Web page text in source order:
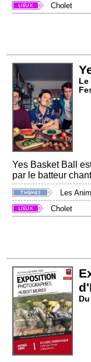
Cholet
Yes Basket Ball
par le batteur
Les
Cholet